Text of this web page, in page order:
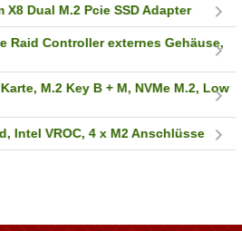
X8 Dual M.2 Pcie SSD Adapter
Raid Controller externes Gehäuse,
M.2 Key B + M, NVMe M.2, Low
Intel VROC, 4 x M2 Anschlüsse